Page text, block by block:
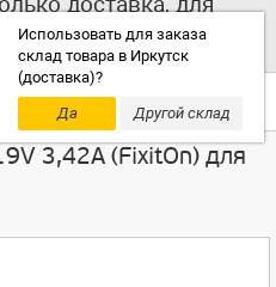
Использовать для заказа
склад товара в Иркутск
(доставка)?
Да
Другой склад
выбирайте
другой склад!
3,42A (FixitOn) для